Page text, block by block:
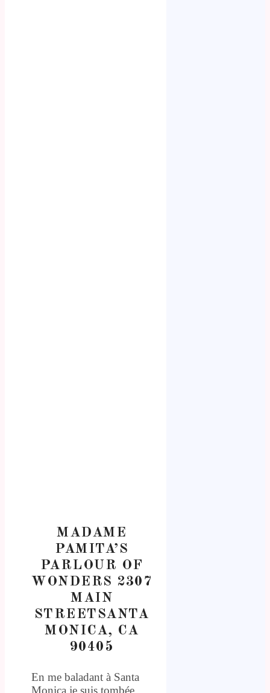
MADAME
PAMITA’S
PARLOUR OF
WONDERS 2307
MAIN
STREETSANTA
MONICA, CA
90405
En me baladant à Santa
Monica je suis tombée